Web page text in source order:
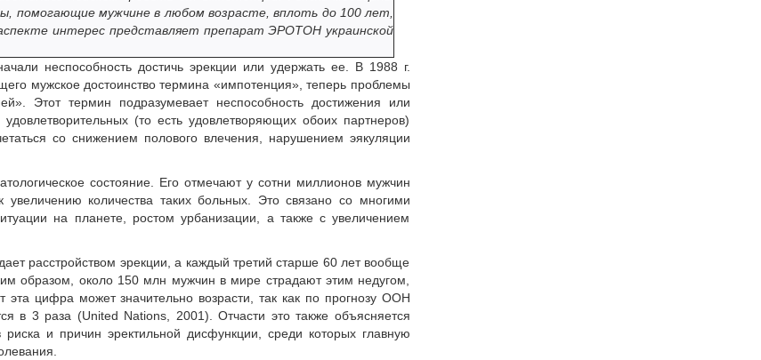
помогающие мужчине в любом возрасте, вплоть до 100 лет,
интерес представляет препарат ЭРОТОН украинской
неспособность достичь эрекции или удержать ее. В 1988 г.
мужское достоинство термина «импотенция», теперь проблемы
Этот термин подразумевает неспособность достижения или
(то есть удовлетворяющих обоих партнеров)
со снижением полового влечения, нарушением эякуляции
состояние. Его отмечают у сотни миллионов мужчин
количества таких больных. Это связано со многими
на планете, ростом урбанизации, а также с увеличением
расстройством эрекции, а каждый третий старше 60 лет вообще
образом, около 150 млн мужчин в мире страдают этим недугом,
цифра может значительно возрасти, так как по прогнозу ООН
в 3 раза (United Nations, 2001). Отчасти это также объясняется
и причин эректильной дисфункции, среди которых главную